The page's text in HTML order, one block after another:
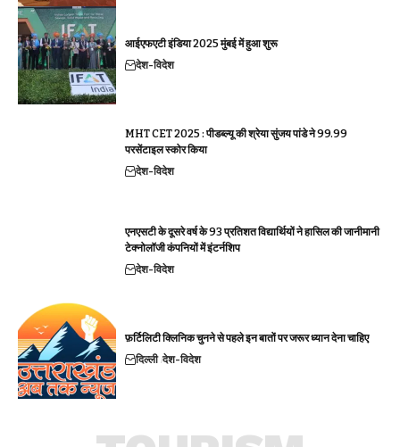
आईएफएटी इंडिया 2025 मुंबई में हुआ शुरू
देश-विदेश
MHT CET 2025 : पीडब्ल्यू की श्रेया सुंजय पांडे ने 99.99
परसेंटाइल स्कोर किया
देश-विदेश
एनएसटी के दूसरे वर्ष के 93 प्रतिशत विद्यार्थियों ने हासिल की जानीमानी
टेक्नोलॉजी कंपनियों में इंटर्नशिप
देश-विदेश
फ़र्टिलिटी क्लिनिक चुनने से पहले इन बातों पर जरूर ध्यान देना चाहिए
दिल्ली देश-विदेश